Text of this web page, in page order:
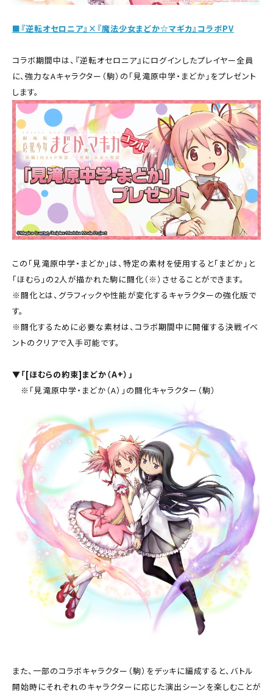
■『逆転オセロニア』×『魔法少女まどか☆マギカ』コラボPV
コラボ期間中は、『逆転オセロニア』にログインしたプレイヤー全員
に、強力なAキャラクター（駒）の「見滝原中学・まどか」をプレゼント
します。
この「見滝原中学・まどか」は、特定の素材を使用すると「まどか」と
「ほむら」の2人が描かれた駒に闘化（※）させることができます。
※闘化とは、グラフィックや性能が変化するキャラクターの強化版で
す。
※闘化するために必要な素材は、コラボ期間中に開催する決戦イベ
ントのクリアで入手可能です。
▼「[ほむらの約束]まどか（A+）」
※「見滝原中学・まどか（A）」の闘化キャラクター（駒）
また、一部のコラボキャラクター（駒）をデッキに編成すると、バトル
開始時にそれぞれのキャラクターに応じた演出シーンを楽しむことが